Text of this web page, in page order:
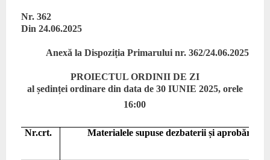
Nr. 362
Din 24.06.2025
Anexă la Dispoziția Primarului nr. 362/24.06.2025
PROIECTUL ORDINII DE ZI
al ședinței ordinare din data de 30 IUNIE 2025, orele
16:00
Nr.crt. Materialele supuse dezbaterii și aprobării